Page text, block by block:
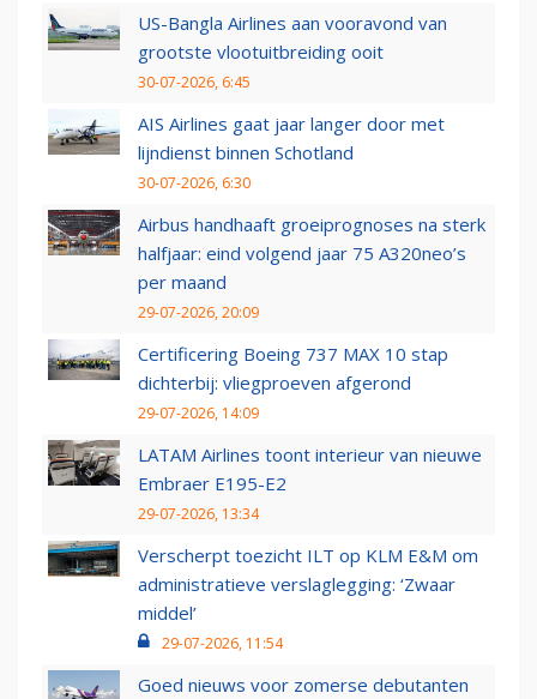
US-Bangla Airlines aan vooravond van
grootste vlootuitbreiding ooit
30-07-2026, 6:45
AIS Airlines gaat jaar langer door met
lijndienst binnen Schotland
30-07-2026, 6:30
Airbus handhaaft groeiprognoses na sterk
halfjaar: eind volgend jaar 75 A320neo’s
per maand
29-07-2026, 20:09
Certificering Boeing 737 MAX 10 stap
dichterbij: vliegproeven afgerond
29-07-2026, 14:09
LATAM Airlines toont interieur van nieuwe
Embraer E195-E2
29-07-2026, 13:34
Verscherpt toezicht ILT op KLM E&M om
administratieve verslaglegging: ‘Zwaar
middel’
29-07-2026, 11:54
Goed nieuws voor zomerse debutanten